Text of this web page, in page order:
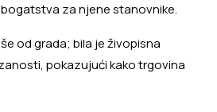
za njene stanovnike.
od grada; bila je živopisna
pokazujući kako trgovina